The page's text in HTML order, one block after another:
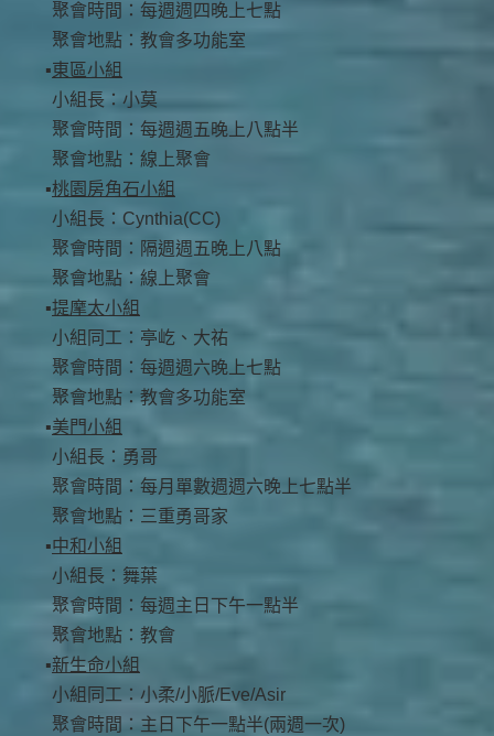
聚會時間：每週週四晚上七點
聚會地點：教會多功能室
東區小組
小組長：小莫
聚會時間：每週週五晚上八點半
聚會地點：線上聚會
桃園房角石小組
小組長：Cynthia(CC)
聚會時間：隔週週五晚上八點
聚會地點：線上聚會
提摩太小組
小組同工：亭屹、大祐
聚會時間：每週週六晚上七點
聚會地點：教會多功能室
美門小組
小組長：勇哥
聚會時間：每月單數週週六晚上七點半
聚會地點：三重勇哥家
中和小組
小組長：舞葉
聚會時間：每週主日下午一點半
聚會地點：教會
新生命小組
小組同工：小柔/小脈/Eve/Asir
聚會時間：主日下午一點半(兩週一次)